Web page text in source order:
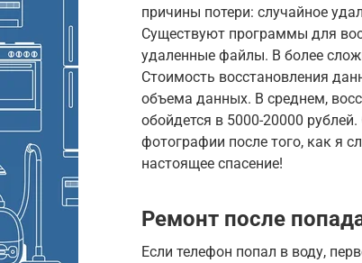
причины потери: случайное
Существуют программы для
удаленные файлы. В более
Стоимость восстановления
объема данных. В среднем,
обойдется в 5000-20000
фотографии после того, как я
настоящее спасение!
Ремонт после
Если телефон попал в воду,